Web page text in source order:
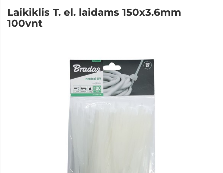
Laikiklis T. el. laidams 150x3.6mm
100vnt